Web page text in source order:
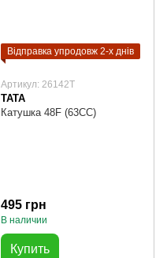
Відправка упродовж 2-х днів
Артикул: 26142T
TATA
Катушка 48F (63CC)
495 грн
В наличии
Купить